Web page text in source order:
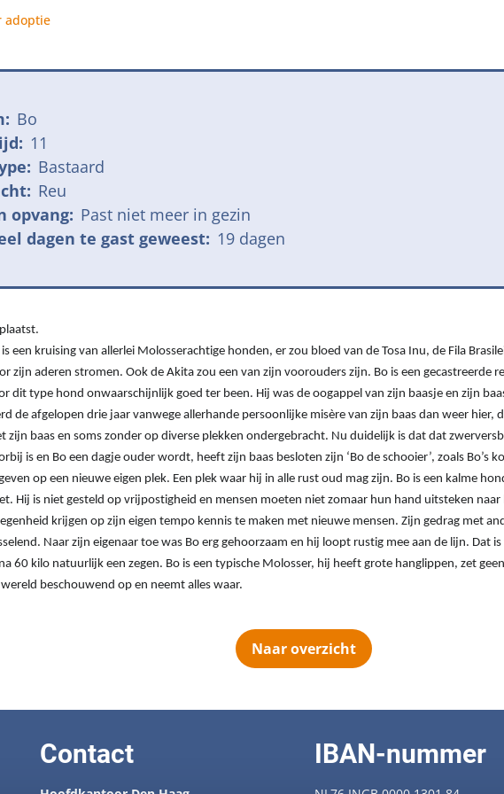
Gemeentelijk meldpunt bijtincidenten
Bescherming tegen grasaren
adoptie
Bo
11
Bastaard
Reu
opvang: Past niet meer in gezin
dagen te gast geweest: 19 dagen
is een kruising van allerlei Molosserachtige honden, er zou bloed van de Tosa Inu, de Fila
zijn aderen stromen. Ook de Akita zou een van zijn voorouders zijn. Bo is een gecastreerde
dit type hond onwaarschijnlijk goed ter been. Hij was de oogappel van zijn baasje en zijn
de afgelopen drie jaar vanwege allerhande persoonlijke misère van zijn baas dan weer hier,
zijn baas en soms zonder op diverse plekken ondergebracht. Nu duidelijk is dat dat
is en Bo een dagje ouder wordt, heeft zijn baas besloten zijn ‘Bo de schooier’, zoals Bo’s
op een nieuwe eigen plek. Een plek waar hij in alle rust oud mag zijn. Bo is een kalme
Hij is niet gesteld op vrijpostigheid en mensen moeten niet zomaar hun hand uitsteken
krijgen op zijn eigen tempo kennis te maken met nieuwe mensen. Zijn gedrag met
Naar zijn eigenaar toe was Bo erg gehoorzaam en hij loopt rustig mee aan de lijn. Dat
60 kilo natuurlijk een zegen. Bo is een typische Molosser, hij heeft grote hanglippen, zet
beschouwend op en neemt alles waar.
Naar overzicht
Contact IBAN-nummer